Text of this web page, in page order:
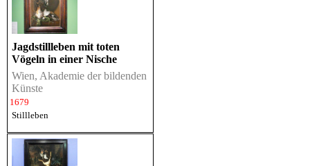
Jagdstillleben mit toten
Vögeln in einer Nische
Wien, Akademie der bildenden
Künste
1679
Stillleben